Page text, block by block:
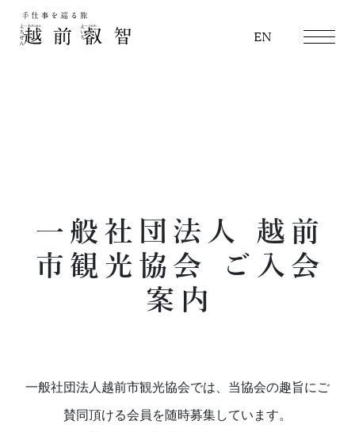
EN
一般社団法人 越前
市観光協会 ご入会
案内
一般社団法人越前市観光協会では、当協会の趣旨にご
賛同頂ける会員を随時募集しています。